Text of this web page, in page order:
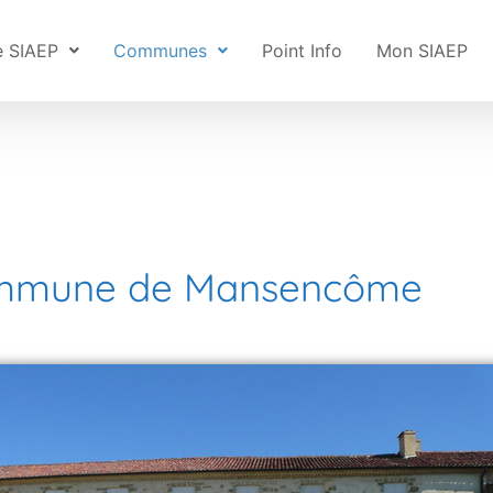
SIAEP Communes Point Info Mon SIAEP
de Mansencôme